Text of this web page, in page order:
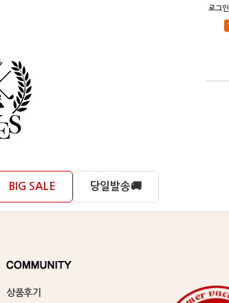
로그인
BIG SALE 당일발송🚚
상품후기